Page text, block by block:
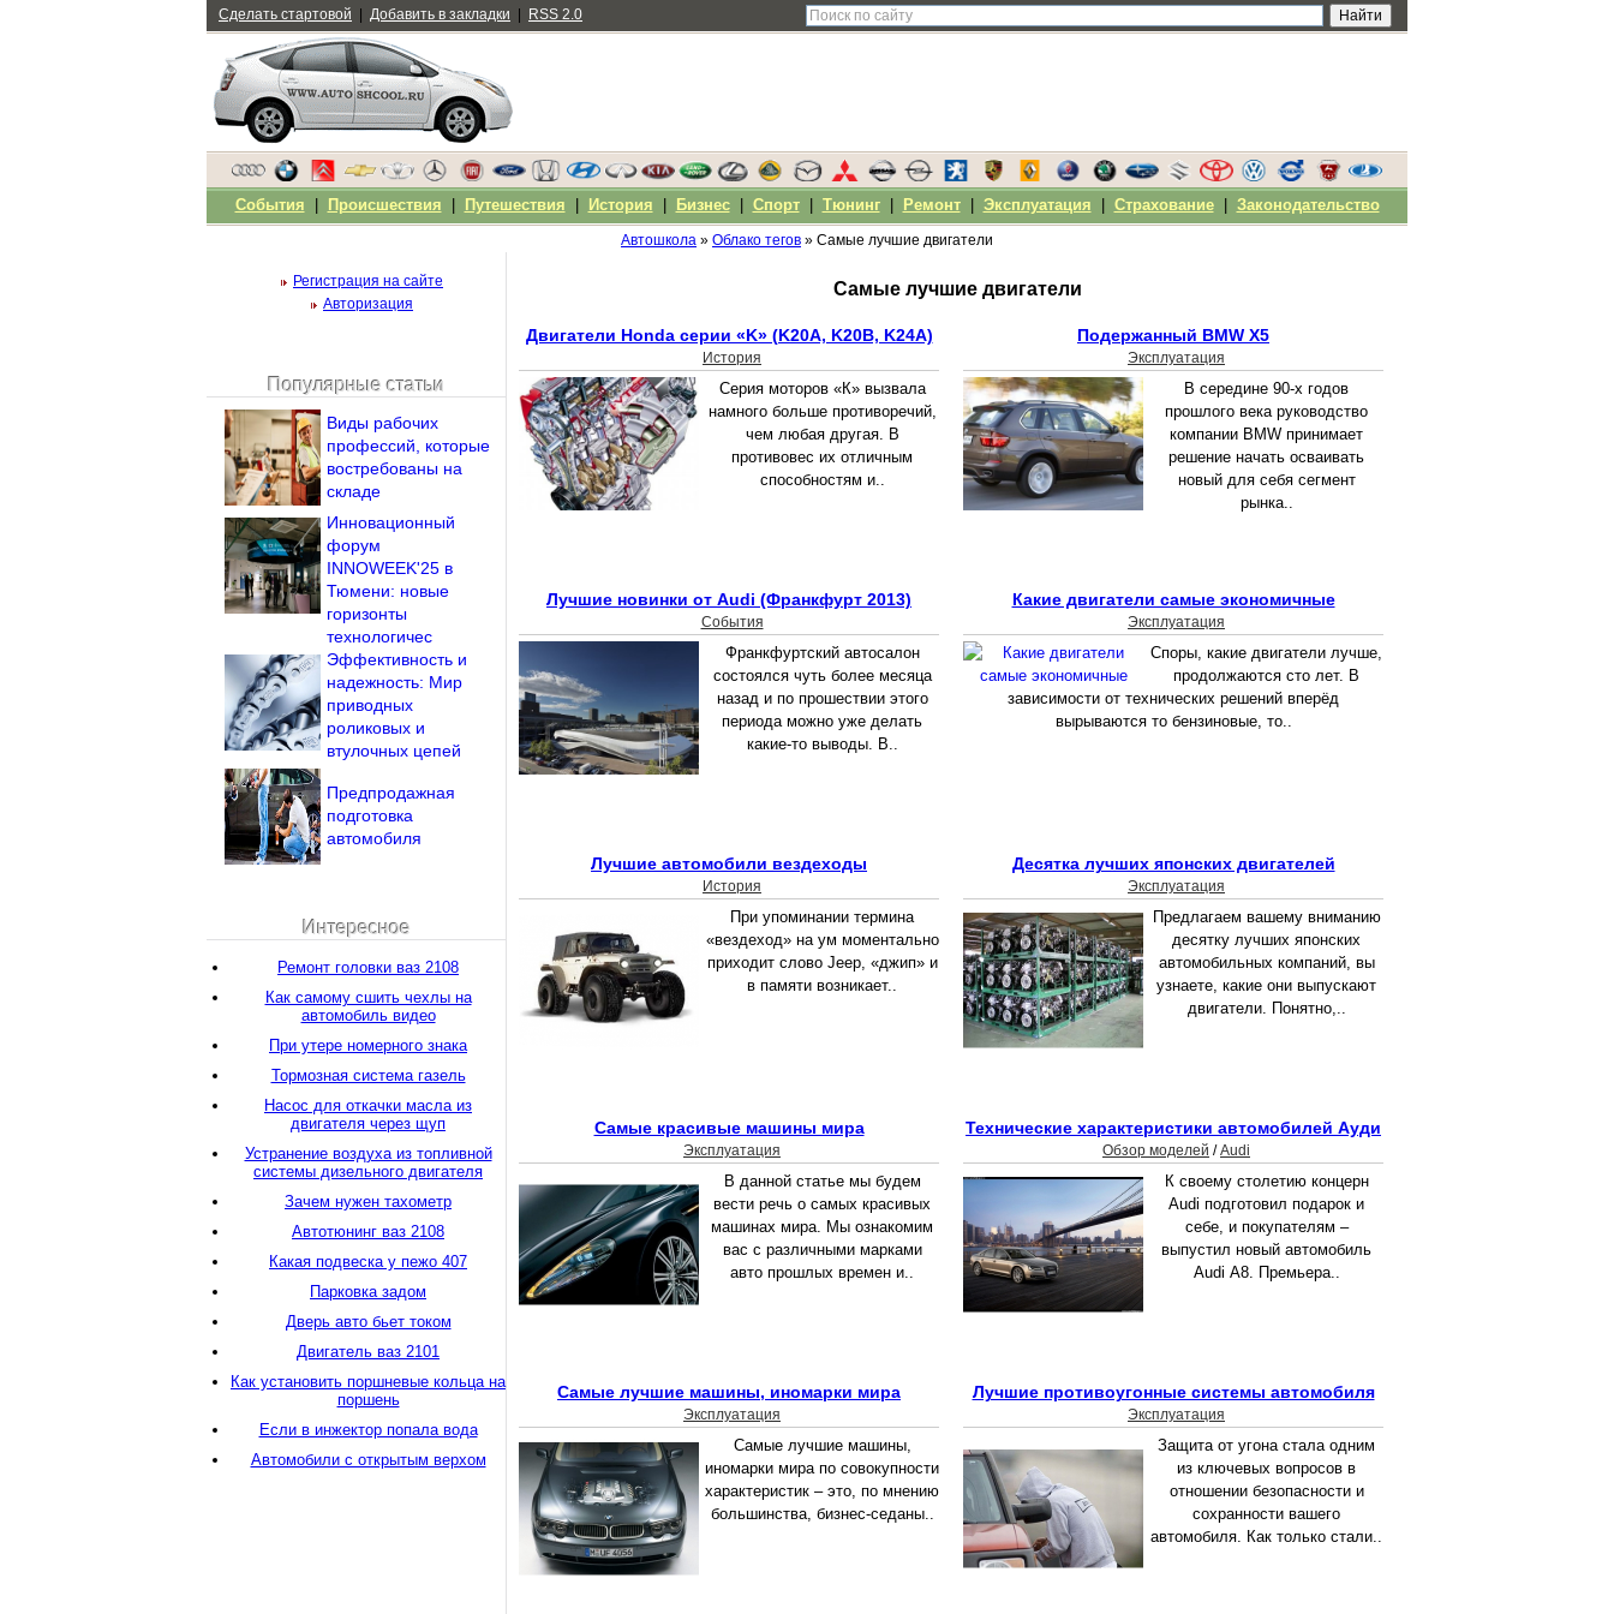
Автошкола » Облако тегов » Самые лучшие двигатели
Самые лучшие двигатели
Двигатели Honda серии «K» (K20A, K20B, K24A)
История
Серия моторов «К» вызвала
намного больше противоречий,
чем любая другая. В
противовес их отличным
способностям и..
Подержанный BMW X5
Эксплуатация
В середине 90-х годов
прошлого века руководство
компании BMW принимает
решение начать осваивать
новый для себя сегмент
рынка..
Лучшие новинки от Audi (Франкфурт 2013)
События
Франкфуртский автосалон
состоялся чуть более месяца
назад и по прошествии этого
периода можно уже делать
какие-то выводы. В..
Какие двигатели самые экономичные
Эксплуатация
Споры, какие двигатели лучше,
продолжаются сто лет. В
зависимости от технических решений вперёд
вырываются то бензиновые, то..
Лучшие автомобили вездеходы
История
При упоминании термина
«вездеход» на ум моментально
приходит слово Jeep, «джип» и
в памяти возникает..
Десятка лучших японских двигателей
Эксплуатация
Предлагаем вашему вниманию
десятку лучших японских
автомобильных компаний, вы
узнаете, какие они выпускают
двигатели. Понятно,..
Самые красивые машины мира
Эксплуатация
В данной статье мы будем
вести речь о самых красивых
машинах мира. Мы ознакомим
вас с различными марками
авто прошлых времен и..
Технические характеристики автомобилей Ауди
Обзор моделей /Audi
К своему столетию концерн
Audi подготовил подарок и
себе, и покупателям –
выпустил новый автомобиль
Audi А8. Премьера..
Самые лучшие машины, иномарки мира
Эксплуатация
Самые лучшие машины,
иномарки мира по совокупности
характеристик – это, по мнению
большинства, бизнес-седаны..
Лучшие противоугонные системы автомобиля
Эксплуатация
Защита от угона стала одним
из ключевых вопросов в
отношении безопасности и
сохранности вашего
автомобиля. Как только стали..
Регистрация на сайте
Авторизация
Напомнить пароль?
Популярные статьи
Виды рабочих
профессий, которые
востребованы на
складе
Инновационный
форум
INNOWEEK'25 в
Тюмени: новые
горизонты
технологичес
Эффективность и
надежность: Мир
приводных
роликовых и
втулочных цепей
Предпродажная
подготовка
автомобиля
Интересное
Ремонт головки ваз 2108
Как самому сшить чехлы на
автомобиль видео
При утере номерного знака
Тормозная система газель
Насос для откачки масла из
двигателя через щуп
Устранение воздуха из топливной
системы дизельного двигателя
Зачем нужен тахометр
Автотюнинг ваз 2108
Какая подвеска у пежо 407
Парковка задом
Дверь авто бьет током
Двигатель ваз 2101
Как установить поршневые кольца на
поршень
Если в инжектор попала вода
Автомобили с открытым верхом
Сделать стартовой Добавить в закладки RSS 2.0
События Происшествия Путешествия История Бизнес| Спорт| Тюнинг| Ремонт| Эксплуатация Страхование| Законодательство